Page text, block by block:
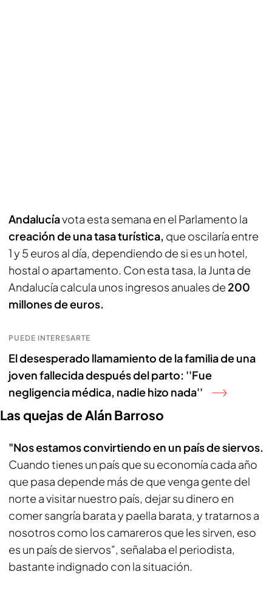
Andalucíavota esta semana en el Parlamento la
creación de una tasa turística, que oscilaría entre
1 y 5 euros al día, dependiendo de si es un hotel,
hostal o apartamento. Con esta tasa, la Junta de
Andalucía calcula unos ingresos anuales de 200
millones de euros.
PUEDE INTERESARTE
El desesperado llamamiento de la familia de una
joven fallecida después del parto: ''Fue
negligencia médica, nadie hizo nada''
Las quejas de Alán Barroso
"Nos estamos convirtiendo en un país de siervos.
Cuando tienes un país que su economía cada año
que pasa depende más de que venga gente del
norte a visitar nuestro país, dejar su dinero en
comer sangría barata y paella barata, y tratarnos a
nosotros como los camareros que les sirven, eso
es un país de siervos", señalaba el periodista,
bastante indignado con la situación.